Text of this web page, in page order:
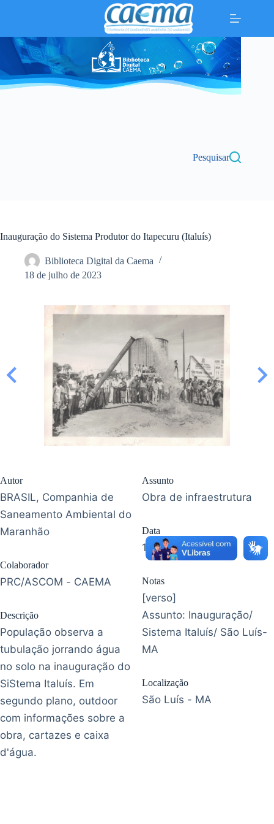
conteúdo
Pesquisar
Inauguração do Sistema Produtor do Itapecuru (Italuís)
Biblioteca Digital da Caema
18 de julho de 2023
Autor
BRASIL, Companhia de
Saneamento Ambiental do
Maranhão
Colaborador
PRC/ASCOM - CAEMA
Descrição
População observa a
tubulação jorrando água
no solo na inauguração do
SiStema Italuís. Em
segundo plano, outdoor
com informações sobre a
obra, cartazes e caixa
d'água.
Assunto
Obra de infraestrutura
Data
1980
Notas
[verso]
Assunto: Inauguração/
Sistema Italuís/ São Luís-
MA
Localização
São Luís - MA